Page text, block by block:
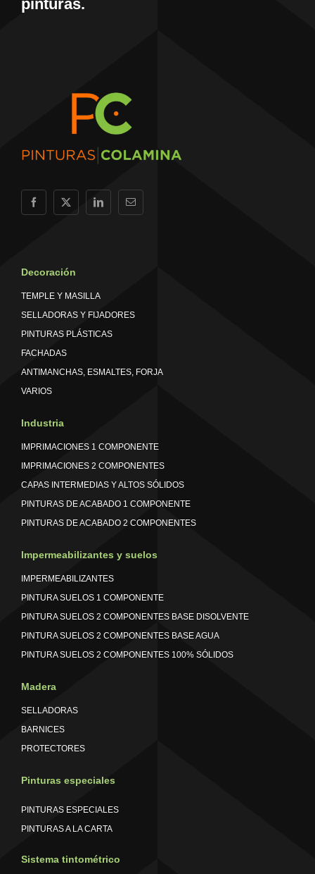
pinturas.
Decoración
TEMPLE Y MASILLA
SELLADORAS Y FIJADORES
PINTURAS PLÁSTICAS
FACHADAS
ANTIMANCHAS, ESMALTES, FORJA
VARIOS
Industria
IMPRIMACIONES 1 COMPONENTE
IMPRIMACIONES 2 COMPONENTES
CAPAS INTERMEDIAS Y ALTOS SÓLIDOS
PINTURAS DE ACABADO 1 COMPONENTE
PINTURAS DE ACABADO 2 COMPONENTES
Impermeabilizantes y suelos
IMPERMEABILIZANTES
PINTURA SUELOS 1 COMPONENTE
PINTURA SUELOS 2 COMPONENTES BASE DISOLVENTE
PINTURA SUELOS 2 COMPONENTES BASE AGUA
PINTURA SUELOS 2 COMPONENTES 100% SÓLIDOS
Madera
SELLADORAS
BARNICES
PROTECTORES
Pinturas especiales
PINTURAS ESPECIALES
PINTURAS A LA CARTA
Sistema tintométrico